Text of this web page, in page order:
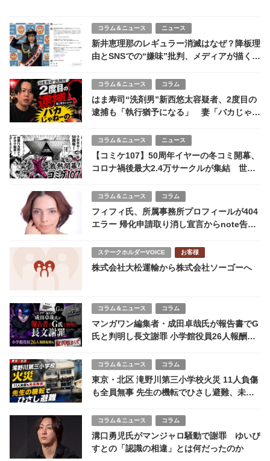
コラム＆ニュース ニュース
新井恵理那のレギュラー消滅はなぜ？降板理
由とSNSでの“嫌味”批判、メディアが描く
コラム＆ニュース コラム
はま寿司“洗剤男”新西悠太容疑者、2度目の
逮捕も「執行猶予になる」 妻「バカじゃね
コラム＆ニュース ニュース
【コミケ107】50周年イヤーの冬コミ開幕、
コロナ禍後最大2.4万サークルが集結 世界
コラム＆ニュース コラム
フィフィ氏、所属事務所プロフィールが404
エラー 帰化申請取り消し宣言からnote告発
ステークホルダーVOICE お客様
株式会社大松運輸から株式会社ソーゴーへ
コラム＆ニュース コラム
マンガワン編集者・成田卓哉氏が報告書でG
氏と判明し長文謝罪 小学館役員26人報酬返
コラム＆ニュース コラム
東京・北区 滝野川第三小学校火災 11人負傷
も全員無事 先生の機転でひさし避難、未使
コラム＆ニュース コラム
溝口勇児氏がマンジャロ騒動で謝罪 ゆいぴ
すとの「認識の相違」とは何だったのか